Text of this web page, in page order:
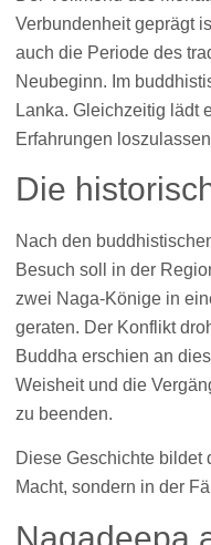
Verbundenheit geprägt
auch die Periode des
Neubeginn. Im
Lanka. Gleichzeitig lädt
Erfahrungen
Die
Nach den
Besuch soll in der
zwei Naga-Könige in
geraten. Der Konflikt
Buddha erschien an
Weisheit und die
zu beenden.
Diese Geschichte bildet
Macht, sondern in der
Nagadeepa